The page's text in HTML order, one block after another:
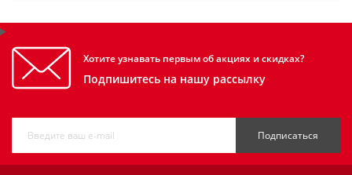
Хотите узнавать первым об акциях и скидках?
Подпишитесь на нашу рассылку
Подписаться